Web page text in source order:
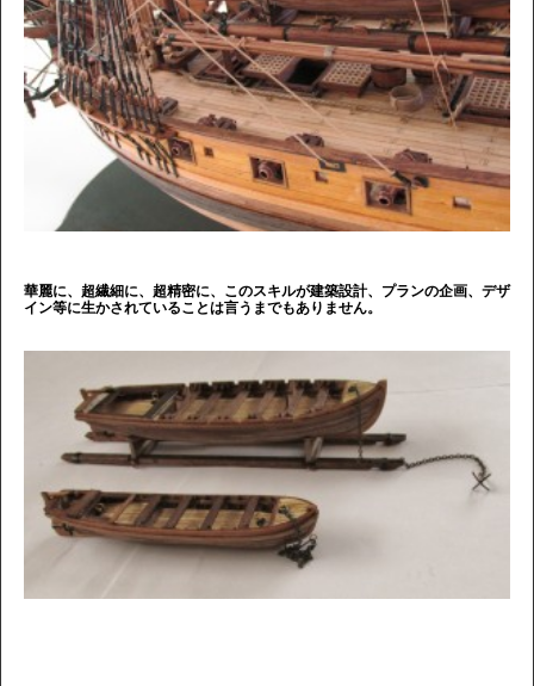
華麗に、超繊細に、超精密に、このスキルが建築設計、プランの企画、デザ
イン等に生かされていることは言うまでもありません。